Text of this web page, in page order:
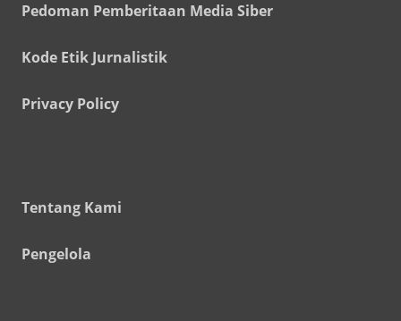
Pedoman Pemberitaan Media Siber
Kode Etik Jurnalistik
Privacy Policy
Tentang Kami
Pengelola